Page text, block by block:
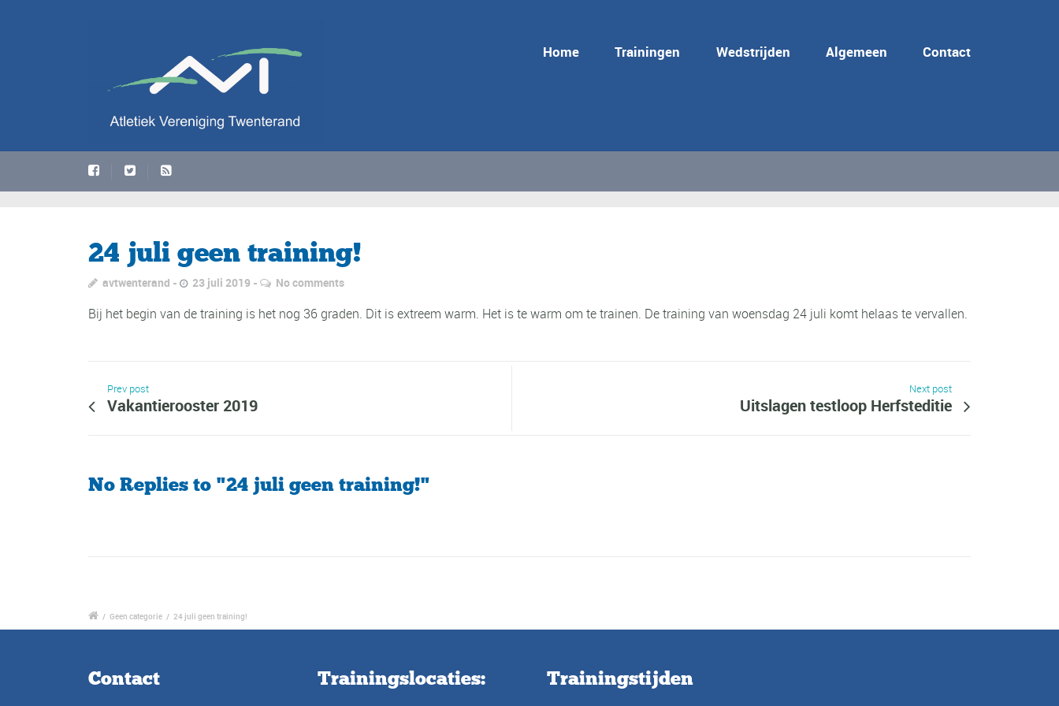
Home Trainingen Wedstrijden Algemeen Contact
24 juli geen training!
avtwenterand 23 juli 2019 No comments
Bij het begin van de training is het nog 36 graden. Dit is extreem warm. Het is te warm om te trainen. De training van woensdag 24 juli komt helaas te vervallen.
Prev post
Vakantierooster 2019
Next post
Uitslagen testloop Herfsteditie
No Replies to "24 juli geen training!"
/ Geen categorie / 24 juli geen training!
Contact Trainingslocaties: Trainingstijden